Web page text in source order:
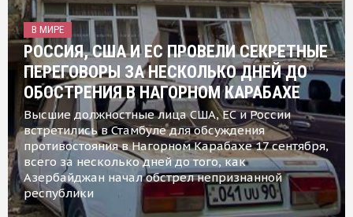
В МИРЕ
РОССИЯ, США И ЕС ПРОВЕЛИ СЕКРЕТНЫЕ
ПЕРЕГОВОРЫ ЗА НЕСКОЛЬКО ДНЕЙ ДО
ОБОСТРЕНИЯ В НАГОРНОМ КАРАБАХЕ
Высшие должностные лица США, ЕС и России
встретились в Стамбуле для обсуждения
противостояния в Нагорном Карабахе 17 сентября,
всего за несколько дней до того, как
Азербайджан начал обстрел непризнанной
республики